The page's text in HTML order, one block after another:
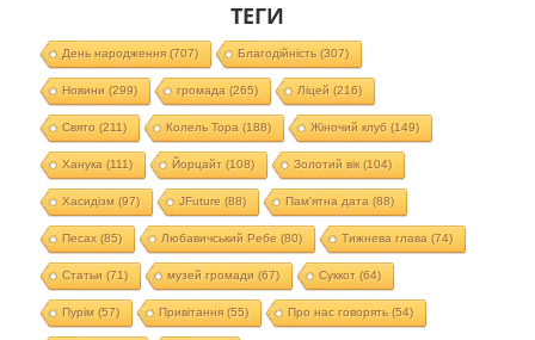
ТЕГИ
День народження(707) Благодійність (307)
Новини (299) громада (265) Ліцей (216)
Свято (211) Колель Тора (188) Жіночий клуб (149)
Ханука (111) Йорцайт (108) Золотий вік(104)
Хасидізм (97) JFuture (88) Пам'ятна дата (88)
Песах(85) Любавичський Ребе (80) Тижнева глава (74)
Статьи (71) музей громади (67) Суккот (64)
Пурім (57) Привітання(55) Про нас говорять (54)